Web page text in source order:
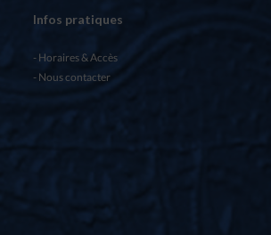
Infos pratiques
Horaires & Accès
Nous contacter